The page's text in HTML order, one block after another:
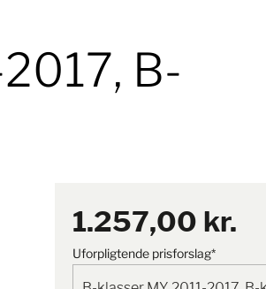
B-
1.257,00 kr.
Uforpligtende prisforslag*